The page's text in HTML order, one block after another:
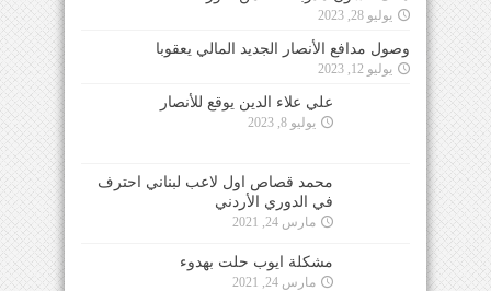
يوليو 28, 2023
وصول مدافع الأنصار الجديد المالي يعقوبا
يوليو 12, 2023
علي علاء الدين يوقع للأنصار
يوليو 8, 2023
محمد قصاص اول لاعب لبناني احترف
في الدوري الأردني
مارس 24, 2021
مشكلة ايوب حلت بهدوء
مارس 24, 2021